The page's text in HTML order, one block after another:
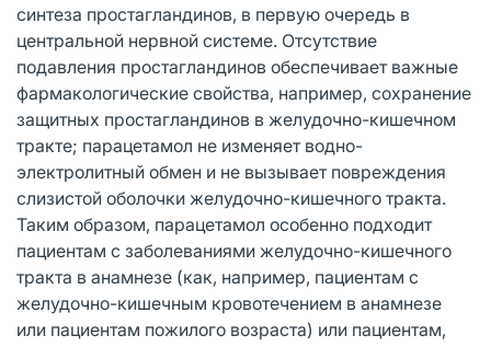
синтеза простагландинов, в первую очередь в
центральной нервной системе. Отсутствие
подавления простагландинов обеспечивает важные
фармакологические свойства, например, сохранение
защитных простагландинов в желудочно-кишечном
тракте; парацетамол не изменяет водно-
электролитный обмен и не вызывает повреждения
слизистой оболочки желудочно-кишечного тракта.
Таким образом, парацетамол особенно подходит
пациентам с заболеваниями желудочно-кишечного
тракта в анамнезе (как, например, пациентам с
желудочно-кишечным кровотечением в анамнезе
или пациентам пожилого возраста) или пациентам,